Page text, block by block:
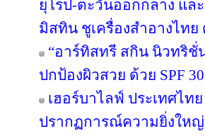
ยุโรป-ตะวันออกกลาง แล
มิสทิน ชูเครื่องสำอางไทย
“อาร์ทิสทรี สกิน นิวทริชั่
ปกป้องผิวสวย ด้วย SPF 30
เฮอร์บาไลฟ์ ประเทศไท
ปรากฏการณ์ความยิ่งให